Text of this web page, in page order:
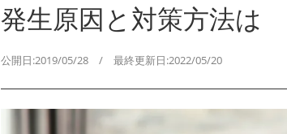
発生原因と対策方法は
公開日:2019/05/28 / 最終更新日:2022/05/20